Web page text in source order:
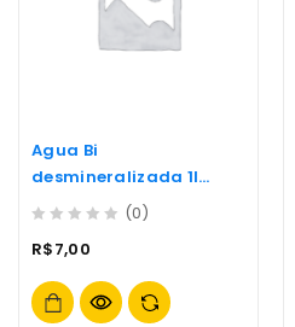
Agua Bi
desmineralizada 1l
Incolor
out
5
(0)
R$7,00